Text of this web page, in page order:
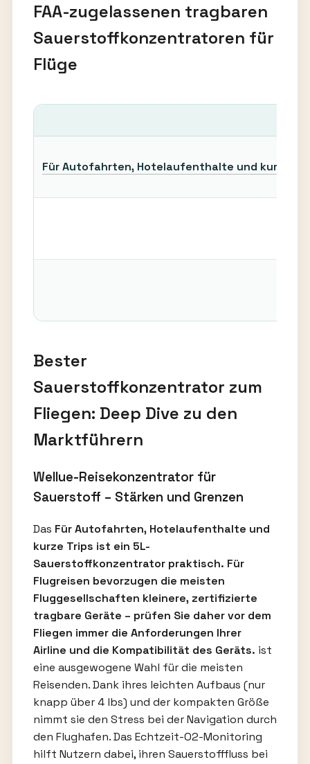
FAA-zugelassenen tragbaren
Sauerstoffkonzentratoren für
Flüge
Für Autofahrten, Hotelaufenthalte und kurze
Bester
Sauerstoffkonzentrator zum
Fliegen: Deep Dive zu den
Marktführern
Wellue-Reisekonzentrator für
Sauerstoff – Stärken und Grenzen
Das Für Autofahrten, Hotelaufenthalte und
kurze Trips ist ein 5L-
Sauerstoffkonzentrator praktisch. Für
Flugreisen bevorzugen die meisten
Fluggesellschaften kleinere, zertifizierte
tragbare Geräte – prüfen Sie daher vor dem
Fliegen immer die Anforderungen Ihrer
Airline und die Kompatibilität des Geräts. ist
eine ausgewogene Wahl für die meisten
Reisenden. Dank ihres leichten Aufbaus (nur
knapp über 4 lbs) und der kompakten Größe
nimmt sie den Stress bei der Navigation durch
den Flughafen. Das Echtzeit-O2-Monitoring
hilft Nutzern dabei, ihren Sauerstofffluss bei